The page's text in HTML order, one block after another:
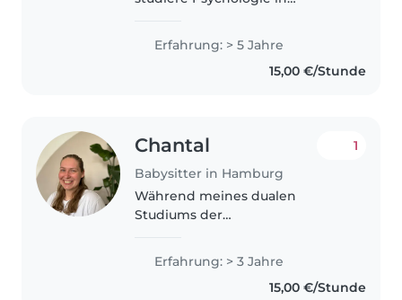
über 5 Jahren Kinder jeden
Alters. Zusätzlich habe ich 3
Monate in einem Kindergarten
Erfahrung: > 5 Jahre
15,00 €/Stunde
Chantal
Babysitter in Hamburg
1
Während meines dualen
Studiums der
in einer Kita in Hamburg. Ich
habe bereits bei mehreren
Familien Kinderbetreut, zuletzt
Erfahrung: > 3 Jahre
15,00 €/Stunde